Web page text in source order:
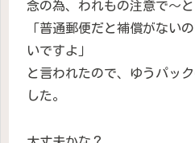
念の為、われもの注意で〜
「普通郵便だと補償がない
いですよ」
と言われたので、ゆうパッ
した。